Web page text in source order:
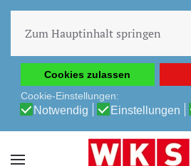
Erfahrung auf unserer Website zu
Cookie-Richtlinie
Datenschutz-
Cookies zulassen
Cookie-Einstellungen:
Notwendig Einstellungen
Zum Hauptinhalt springen